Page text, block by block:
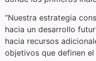
“Nuestra estrategia
hacia un desarrollo
hacia recursos
objetivos que definen